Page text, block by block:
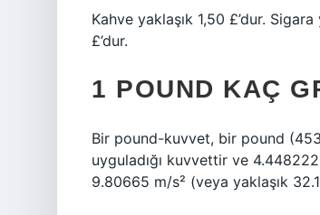
Kahve yaklaşık 1,50 £’dur.
£’dur.
1 POUND KAÇ
Bir pound-kuvvet, bir pound
uyguladığı kuvvettir ve
9.80665 m/s² (veya yaklaşık